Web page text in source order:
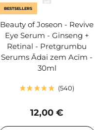
BESTSELLERS
Beauty of Joseon - Revive
Eye Serum - Ginseng +
Retinal - Pretgrumbu
Serums Ādai zem Acīm -
30ml
540
12,00 €